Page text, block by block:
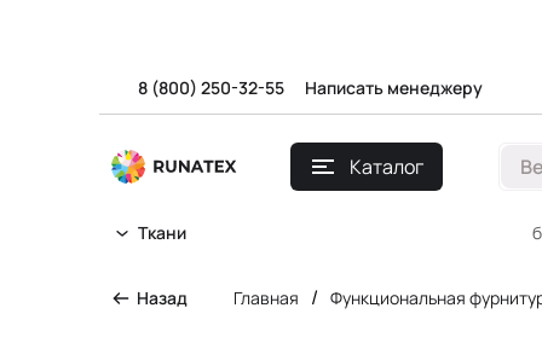
8 (800) 250-32-55 Написать менеджеру
Каталог
Ткани
Назад Главная / Функциональная